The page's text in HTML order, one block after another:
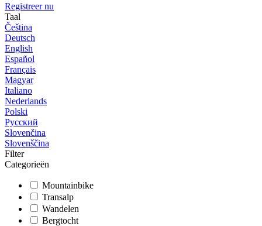
Registreer nu
Taal
Čeština
Deutsch
English
Español
Français
Magyar
Italiano
Nederlands
Polski
Русский
Slovenčina
Slovenščina
Filter
Categorieën
Mountainbike
Transalp
Wandelen
Bergtocht